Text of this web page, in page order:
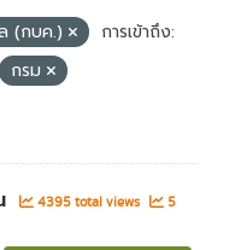
(กบค.)
การเข้าถึง:
กรม
4395 total views
5